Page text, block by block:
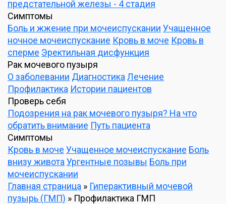
предстательной железы - 4 стадия
Симптомы
Боль и жжение при мочеиспускании Учащенное
ночное мочеиспускание Кровь в моче Кровь в
сперме Эректильная дисфункция
Рак мочевого пузыря
О заболевании Диагностика Лечение
Профилактика Истории пациентов
Проверь себя
Подозрения на рак мочевого пузыря? На что
обратить внимание Путь пациента
Симптомы
Кровь в моче Учащенное мочеиспускание Боль
внизу живота Ургентные позывы Боль при
мочеиспускании
Главная страница » Гиперактивный мочевой
пузырь (ГМП) » Профилактика ГМП